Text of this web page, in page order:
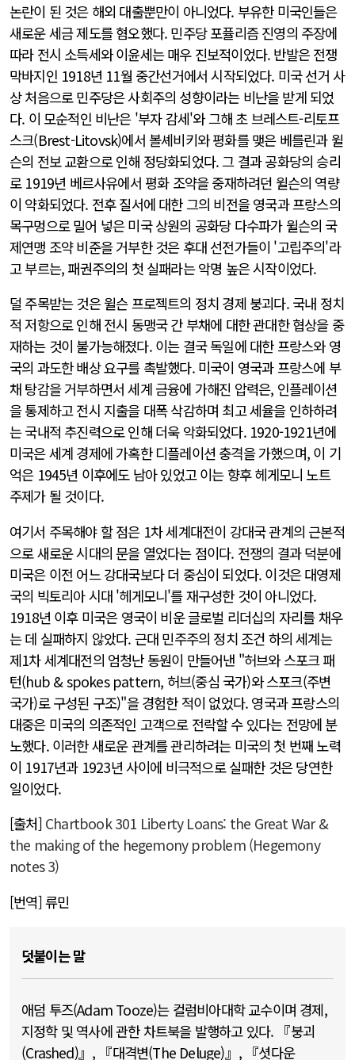
논란이 된 것은 해외 대출뿐만이 아니었다. 부유한 미국인들은
새로운 세금 제도를 혐오했다. 민주당 포퓰리즘 진영의 주장에
따라 전시 소득세와 이윤세는 매우 진보적이었다. 반발은 전쟁
막바지인 1918년 11월 중간선거에서 시작되었다. 미국 선거 사
상 처음으로 민주당은 사회주의 성향이라는 비난을 받게 되었
다. 이 모순적인 비난은 '부자 감세'와 그해 초 브레스트-리토프
스크(Brest-Litovsk)에서 볼셰비키와 평화를 맺은 베를린과 윌
슨의 전보 교환으로 인해 정당화되었다. 그 결과 공화당의 승리
로 1919년 베르사유에서 평화 조약을 중재하려던 윌슨의 역량
이 약화되었다. 전후 질서에 대한 그의 비전을 영국과 프랑스의
목구멍으로 밀어 넣은 미국 상원의 공화당 다수파가 윌슨의 국
제연맹 조약 비준을 거부한 것은 후대 선전가들이 '고립주의'라
고 부르는, 패권주의의 첫 실패라는 악명 높은 시작이었다.
덜 주목받는 것은 윌슨 프로젝트의 정치 경제 붕괴다. 국내 정치
적 저항으로 인해 전시 동맹국 간 부채에 대한 관대한 협상을 중
재하는 것이 불가능해졌다. 이는 결국 독일에 대한 프랑스와 영
국의 과도한 배상 요구를 촉발했다. 미국이 영국과 프랑스에 부
채 탕감을 거부하면서 세계 금융에 가해진 압력은, 인플레이션
을 통제하고 전시 지출을 대폭 삭감하며 최고 세율을 인하하려
는 국내적 추진력으로 인해 더욱 악화되었다. 1920-1921년에
미국은 세계 경제에 가혹한 디플레이션 충격을 가했으며, 이 기
억은 1945년 이후에도 남아 있었고 이는 향후 헤게모니 노트
주제가 될 것이다.
여기서 주목해야 할 점은 1차 세계대전이 강대국 관계의 근본적
으로 새로운 시대의 문을 열었다는 점이다. 전쟁의 결과 덕분에
미국은 이전 어느 강대국보다 더 중심이 되었다. 이것은 대영제
국의 빅토리아 시대 '헤게모니'를 재구성한 것이 아니었다.
1918년 이후 미국은 영국이 비운 글로벌 리더십의 자리를 채우
는 데 실패하지 않았다. 근대 민주주의 정치 조건 하의 세계는
제1차 세계대전의 엄청난 동원이 만들어낸 "허브와 스포크 패
턴(hub & spokes pattern, 허브(중심 국가)와 스포크(주변
국가)로 구성된 구조)"을 경험한 적이 없었다. 영국과 프랑스의
대중은 미국의 의존적인 고객으로 전락할 수 있다는 전망에 분
노했다. 이러한 새로운 관계를 관리하려는 미국의 첫 번째 노력
이 1917년과 1923년 사이에 비극적으로 실패한 것은 당연한
일이었다.
[출처] Chartbook 301 Liberty Loans: the Great War &
the making of the hegemony problem (Hegemony
notes 3)
[번역] 류민
덧붙이는 말
애덤 투즈(Adam Tooze)는 컬럼비아대학 교수이며 경제,
지정학 및 역사에 관한 차트북을 발행하고 있다. 『붕괴
(Crashed)』, 『대격변(The Deluge)』, 『셧다운